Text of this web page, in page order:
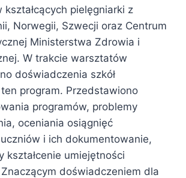
pielęgniarki z
Norwegii, Szwecji oraz Centrum
Ministerstwa Zdrowia i
W trakcie warsztatów
doświadczenia szkół
program. Przedstawiono
programów, problemy
oceniania osiągnięć
i ich dokumentowanie,
kształcenie umiejętności
doświadczeniem dla